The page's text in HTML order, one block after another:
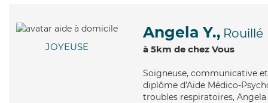
JOYEUSE
Angela Y., Rouillé
à 5km de chez Vous
Soigneuse, communicative et
diplôme d'Aide Médico-
troubles respiratoires,